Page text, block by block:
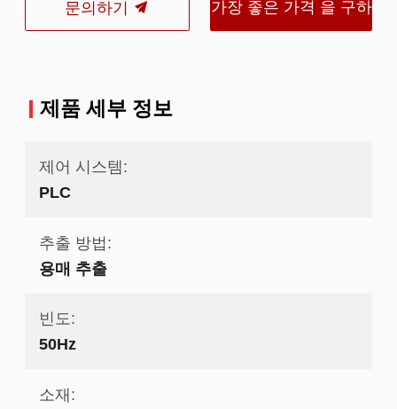
문의하기 가장 좋은 가격 을 구하
제품 세부 정보
제어 시스템:
PLC
추출 방법:
용매 추출
빈도:
50Hz
소재: